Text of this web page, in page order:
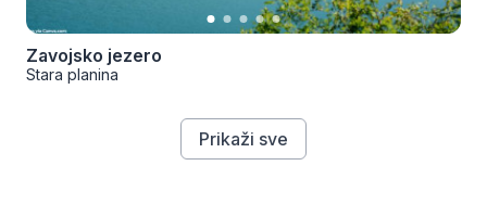
Zavojsko jezero
Stara planina
Prikaži sve